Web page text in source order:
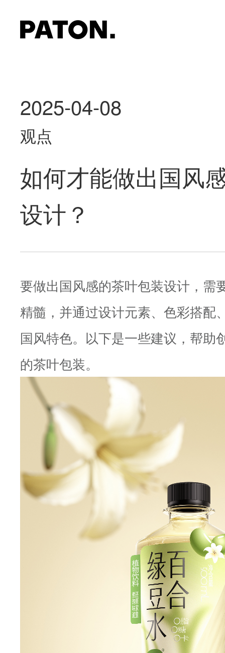
2025-04-08
观点
如何才能做出国风
设计？
要做出国风感的茶叶包装设计，需
精髓，并通过设计元素、色彩搭配
国风特色。以下是一些建议，帮助
的茶叶包装。